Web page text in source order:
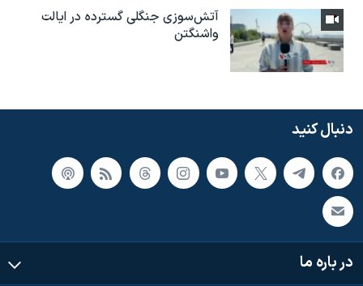
آتش‌سوزی جنگلی گسترده در ایالت
واشنگتن
دنبال کنید
در باره ما